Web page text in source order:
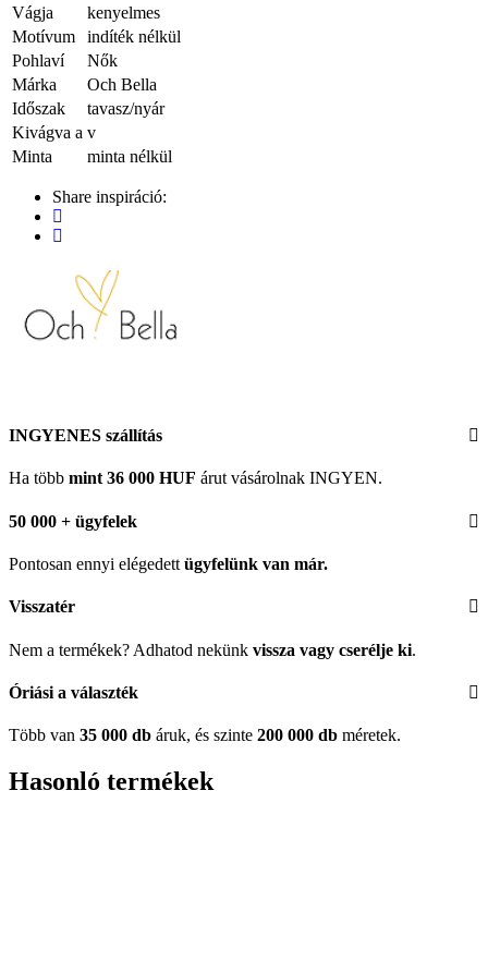
Vágja
kenyelmes
Motívum
indíték nélkül
Pohlaví
Nők
Márka
Och Bella
Időszak
tavasz/nyár
Kivágva a v
Minta
minta nélkül
Share inspiráció:
INGYENES szállítás
Ha több mint 36 000 HUF árut vásárolnak INGYEN.
50 000 + ügyfelek
Pontosan ennyi elégedett ügyfelünk van már.
Visszatér
Nem a termékek? Adhatod nekünk vissza vagy cserélje ki.
Óriási a választék
Több van 35 000 db áruk, és szinte 200 000 db méretek.
Hasonló termékek